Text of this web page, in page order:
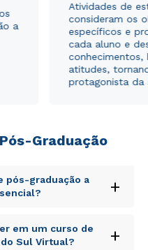
a
Atividades de
consideram os
específicos e
cada aluno e
conhecimentos,
atitudes,
protagonista da
Graduação
pós-graduação a
+
iste natus error sit
laudantium,
em um curso de
Sul Virtual?
+
utilizados para o
do Sul.